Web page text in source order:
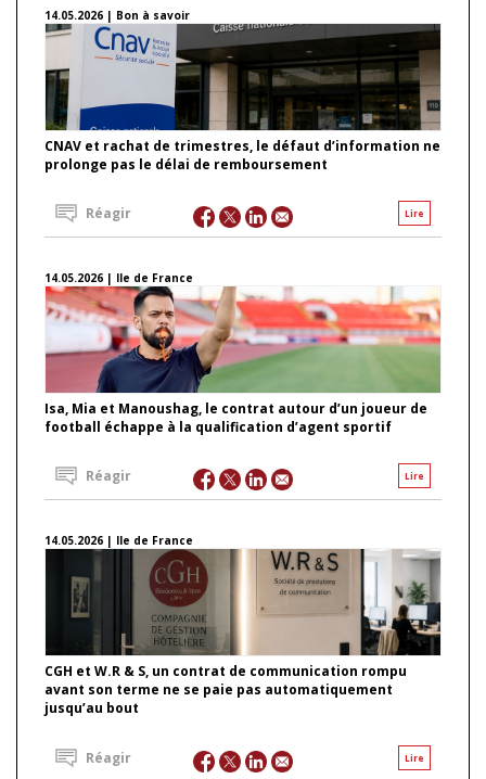
14.05.2026 | Bon à savoir
CNAV et rachat de trimestres, le défaut d’information ne
prolonge pas le délai de remboursement
Lire
Réagir
14.05.2026 | Ile de France
Isa, Mia et Manoushag, le contrat autour d’un joueur de
football échappe à la qualification d’agent sportif
Lire
Réagir
14.05.2026 | Ile de France
CGH et W.R & S, un contrat de communication rompu
avant son terme ne se paie pas automatiquement
jusqu’au bout
Lire
Réagir